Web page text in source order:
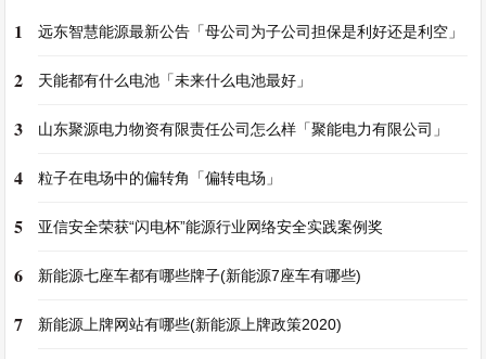
1 远东智慧能源最新公告「母公司为子公司担保是利好还是利空」
2 天能都有什么电池「未来什么电池最好」
3 山东聚源电力物资有限责任公司怎么样「聚能电力有限公司」
4 粒子在电场中的偏转角「偏转电场」
5 亚信安全荣获“闪电杯”能源行业网络安全实践案例奖
6 新能源七座车都有哪些牌子(新能源7座车有哪些)
7 新能源上牌网站有哪些(新能源上牌政策2020)